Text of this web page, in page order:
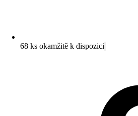
68 ks okamžitě k dispozici